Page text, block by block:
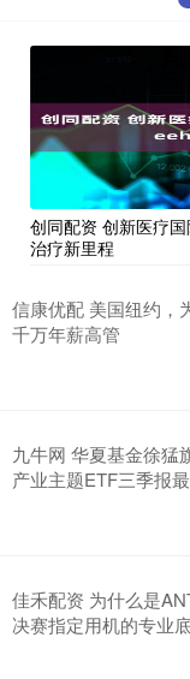
创同配资 创新医疗
治疗新里程
信康优配 美国纽约，
千万年薪高管
九牛网 华夏基金徐猛
产业主题ETF三季报
佳禾配资 为什么是
决赛指定用机的专业